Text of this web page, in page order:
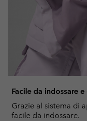
Facile da indossare
Grazie al sistema di
facile da indossare.